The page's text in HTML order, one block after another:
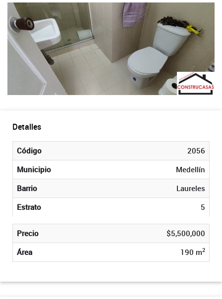
Detalles
Código
2056
Municipio
Medellín
Barrio
Laureles
Estrato
5
Precio
$5,500,000
Área
190 m2